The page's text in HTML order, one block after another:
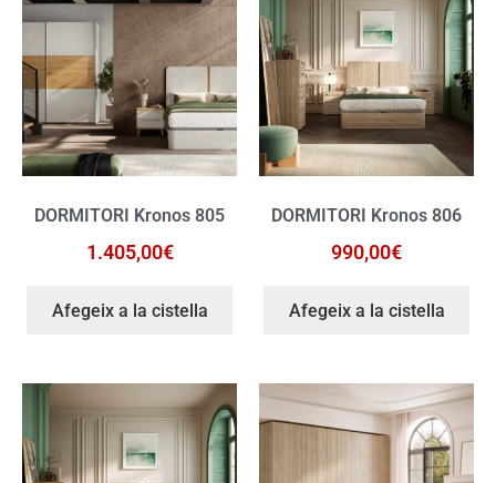
DORMITORI Kronos 805
1.405,00€
Afegeix a la cistella
DORMITORI Kronos 806
990,00€
Afegeix a la cistella